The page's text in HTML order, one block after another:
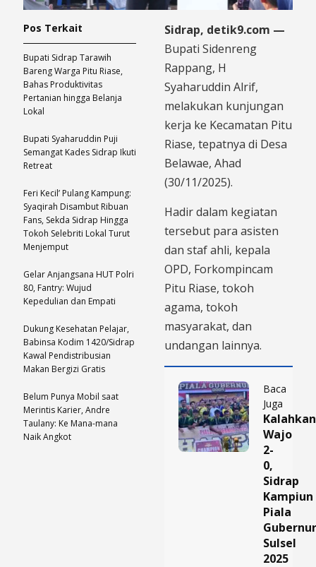
Sidrap, detik9.com —
Bupati Sidenreng
Rappang, H
Syaharuddin Alrif,
melakukan kunjungan
kerja ke Kecamatan Pitu
Riase, tepatnya di Desa
Belawae, Ahad
(30/11/2025).
Hadir dalam kegiatan
tersebut para asisten
dan staf ahli, kepala
OPD, Forkompincam
Pitu Riase, tokoh
agama, tokoh
masyarakat, dan
undangan lainnya.
Baca
Juga
Kalahkan
Wajo
2-
0,
Sidrap
Kampiun
Piala
Gubernur
Sulsel
2025
Pos Terkait
Bupati Sidrap Tarawih
Bareng Warga Pitu Riase,
Bahas Produktivitas
Pertanian hingga Belanja
Lokal
Bupati Syaharuddin Puji
Semangat Kades Sidrap Ikuti
Retreat
Feri Kecil’ Pulang Kampung:
Syaqirah Disambut Ribuan
Fans, Sekda Sidrap Hingga
Tokoh Selebriti Lokal Turut
Menjemput
Gelar Anjangsana HUT Polri
80, Fantry: Wujud
Kepedulian dan Empati
Dukung Kesehatan Pelajar,
Babinsa Kodim 1420/Sidrap
Kawal Pendistribusian
Makan Bergizi Gratis
Belum Punya Mobil saat
Merintis Karier, Andre
Taulany: Ke Mana-mana
Naik Angkot